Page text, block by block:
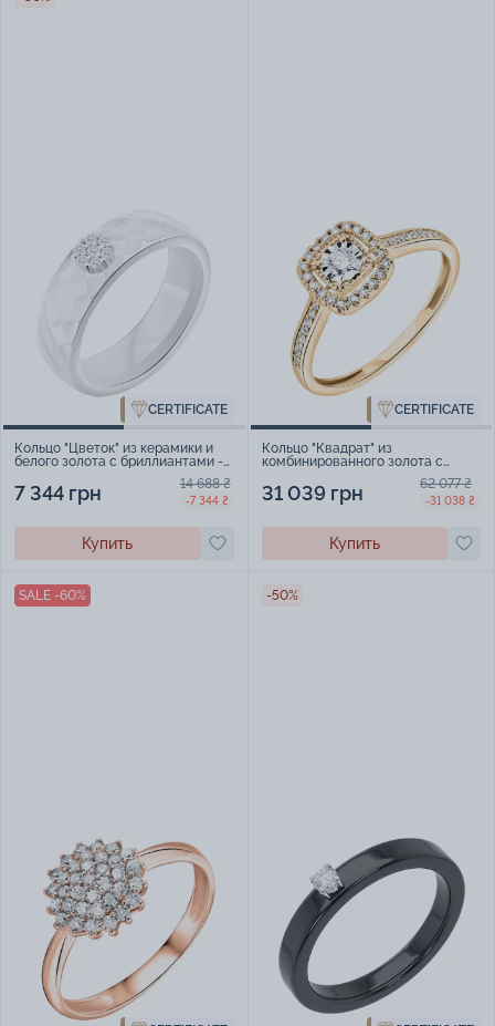
CERTIFICATE
Кольцо "Цветок" из керамики и
белого золота с бриллиантами -
7 344 грн 14 688 ₴
-7 344 ₴
Купить
CERTIFICATE
Кольцо "Квадрат" из
комбинированного золота с
31 039 грн 62 077 ₴
-31 038 ₴
Купить
SALE -60% -50%